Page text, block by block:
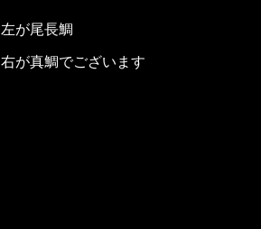
左が尾長鯛
右が真鯛でございます